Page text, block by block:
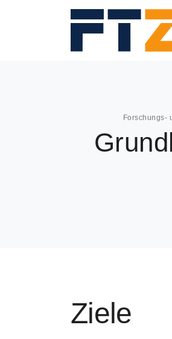
Forschungs-
Ziele